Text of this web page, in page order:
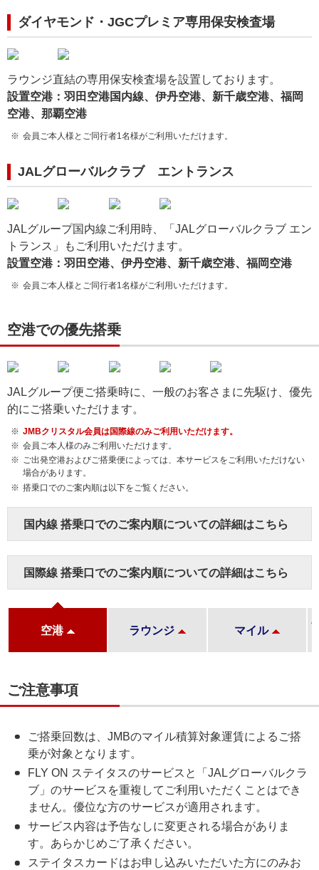
ダイヤモンド・JGCプレミア専用保安検査場
ラウンジ直結の専用保安検査場を設置しております。
設置空港：羽田空港国内線、伊丹空港、新千歳空港、福岡
空港、那覇空港
会員ご本人様とご同行者1名様がご利用いただけます。
JALグローバルクラブ エントランス
JALグループ国内線ご利用時、「JALグローバルクラブ エン
トランス」もご利用いただけます。
設置空港：羽田空港、伊丹空港、新千歳空港、福岡空港
会員ご本人様とご同行者1名様がご利用いただけます。
空港での優先搭乗
JALグループ便ご搭乗時に、一般のお客さまに先駆け、優先
的にご搭乗いただけます。
JMBクリスタル会員は国際線のみご利用いただけます。
会員ご本人様のみご利用いただけます。
ご出発空港およびご搭乗便によっては、本サービスをご利用いただけない
場合があります。
搭乗口でのご案内順は以下をご覧ください。
国内線 搭乗口でのご案内順についての詳細はこちら
国際線 搭乗口でのご案内順についての詳細はこちら
空港 ラウンジ マイル
ご注意事項
ご搭乗回数は、JMBのマイル積算対象運賃によるご搭
乗が対象となります。
FLY ON ステイタスのサービスと「JALグローバルクラ
ブ」のサービスを重複してご利用いただくことはでき
ません。優位な方のサービスが適用されます。
サービス内容は予告なしに変更される場合がありま
す。あらかじめご了承ください。
ステイタスカードはお申し込みいただいた方にのみお